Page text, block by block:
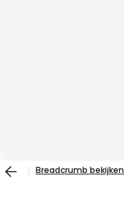
Breadcrumb bekijken